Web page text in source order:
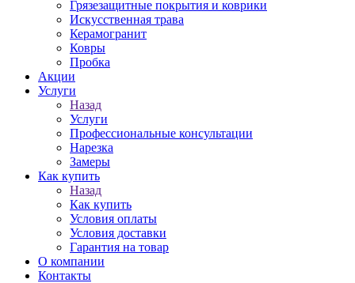
Грязезащитные покрытия и коврики
Искусственная трава
Керамогранит
Ковры
Пробка
Акции
Услуги
Назад
Услуги
Профессиональные консультации
Нарезка
Замеры
Как купить
Назад
Как купить
Условия оплаты
Условия доставки
Гарантия на товар
О компании
Контакты